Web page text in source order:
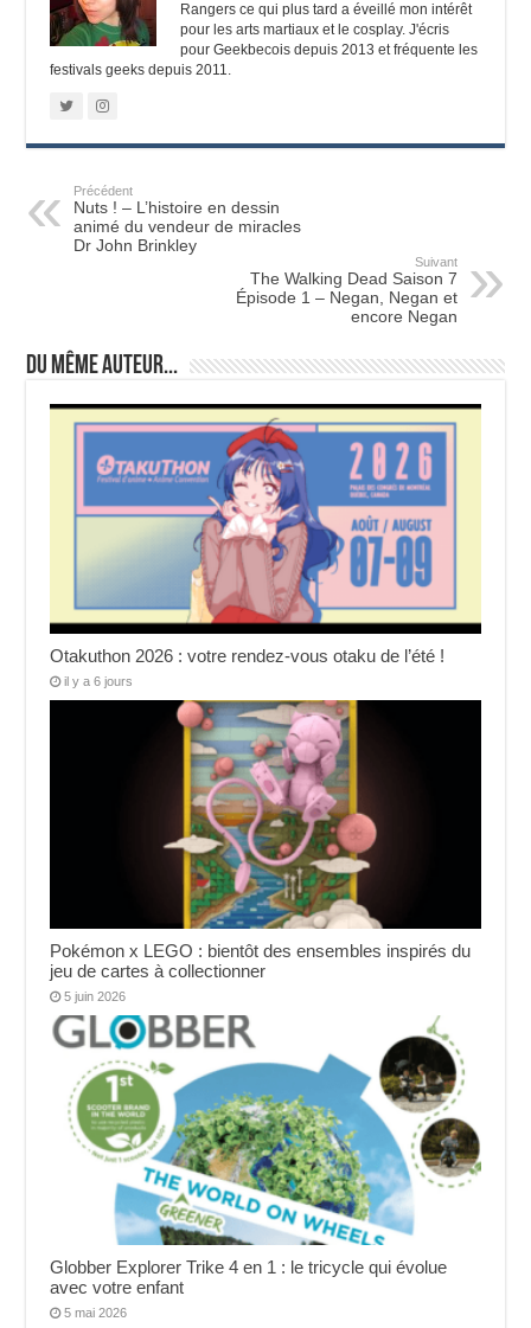
Rangers ce qui plus tard a éveillé mon intérêt
pour les arts martiaux et le cosplay. J'écris
pour Geekbecois depuis 2013 et fréquente les
festivals geeks depuis 2011.
Précédent
Nuts ! – L’histoire en dessin
animé du vendeur de miracles
Dr John Brinkley
Suivant
The Walking Dead Saison 7
Épisode 1 – Negan, Negan et
encore Negan
Du même auteur...
Otakuthon 2026 : votre rendez-vous otaku de l’été !
il y a 6 jours
Pokémon x LEGO : bientôt des ensembles inspirés du
jeu de cartes à collectionner
5 juin 2026
Globber Explorer Trike 4 en 1 : le tricycle qui évolue
avec votre enfant
5 mai 2026